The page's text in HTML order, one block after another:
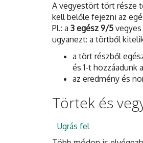
A vegyestört tört része
kell belőle fejezni az
Pl.: a 3 egész 9/5
ugyanezt: a törtből
a tört részből
és 1-t hozzáadunk
az eredmény és
Törtek és
Ugrás fel